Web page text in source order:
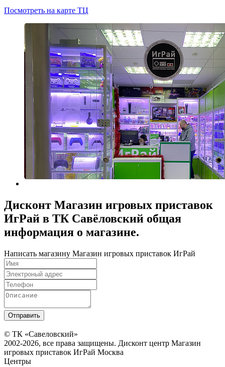
Посмотреть на карте ТЦ
Дисконт Магазин игровых приставок
ИгРай в ТК Савёловский общая
информация о магазине.
Написать магазину Магазин игровых приставок ИгРай
© ТК «Савеловский»
2002-2026, все права защищены. Дисконт центр Магазин
игровых приставок ИгРай Москва
Центры